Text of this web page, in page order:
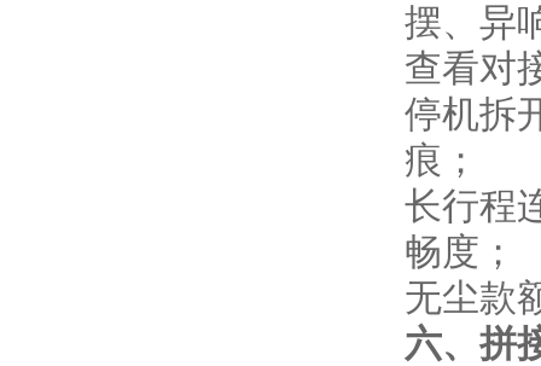
摆、异
查看对
停机拆
痕；
长行程
畅度；
无尘款
六、拼